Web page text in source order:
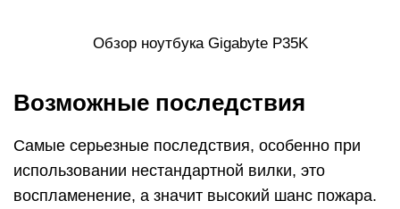
Обзор ноутбука Gigabyte P35K
Возможные последствия
Самые серьезные последствия, особенно при
использовании нестандартной вилки, это
воспламенение, а значит высокий шанс пожара.